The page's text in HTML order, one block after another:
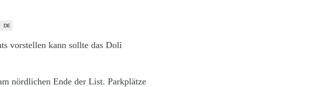
DE
vorstellen kann sollte das Doli
nördlichen Ende der List. Parkplätze